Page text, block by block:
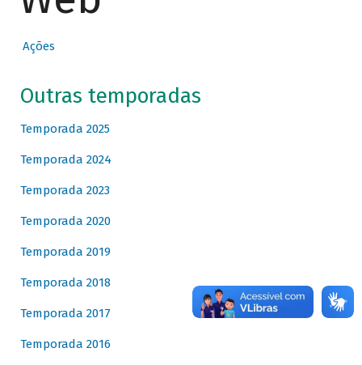
Ações
Outras temporadas
Temporada 2025
Temporada 2024
Temporada 2023
Temporada 2020
Temporada 2019
Temporada 2018
Temporada 2017
Temporada 2016